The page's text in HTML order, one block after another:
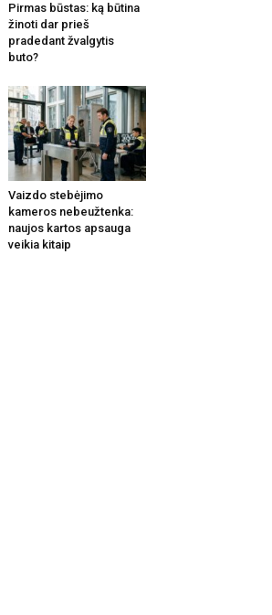
Pirmas būstas: ką būtina
žinoti dar prieš
pradedant žvalgytis
buto?
Vaizdo stebėjimo
kameros nebeužtenka:
naujos kartos apsauga
veikia kitaip